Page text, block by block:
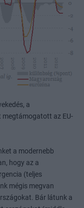
a
megtámogatott az EU-
a modernebb
hogy az a
(teljes
mégis megvan
Bár látunk a